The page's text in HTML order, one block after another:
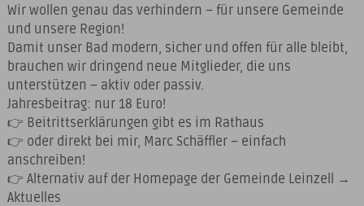
Wir wollen genau das verhindern – für unsere Gemeinde
und unsere Region!
Damit unser Bad modern, sicher und offen für alle bleibt,
brauchen wir dringend neue Mitglieder, die uns
unterstützen – aktiv oder passiv.
Jahresbeitrag: nur 18 Euro!
👉 Beitrittserklärungen gibt es im Rathaus
👉 oder direkt bei mir, Marc Schäffler – einfach
anschreiben!
👉 Alternativ auf der Homepage der Gemeinde Leinzell →
Aktuelles